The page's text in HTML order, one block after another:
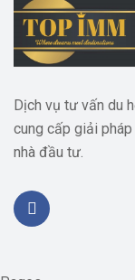
Dịch vụ tư vấn du
cung cấp giải
nhà đầu tư.